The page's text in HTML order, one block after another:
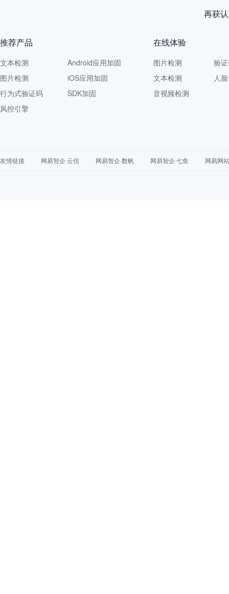
网易智企重磅发
推荐产品
文本检测
图片检测
行为式验证码
风控引擎
Android应用加固
iOS应用加固
SDK加固
在线体验
图片检测
文本检测
音视频检测
验
人
友情链接 网易智企·云信 网易智企·数帆 网易智企·七鱼 网易网